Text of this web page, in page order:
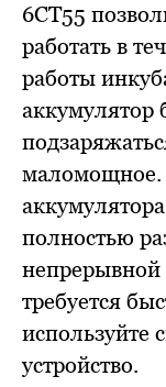
6СТ55
работать в
работы
аккумулятор
маломощное.
полностью
непрерывной
требуется
используйте
устройство.